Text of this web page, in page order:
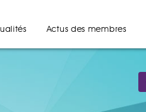
Actus des membres